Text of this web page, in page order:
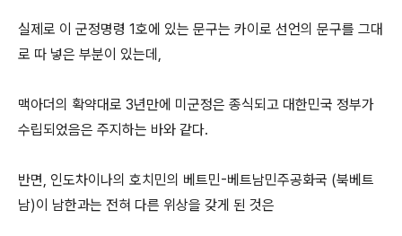
실제로 이 군정명령 1호에 있는 문구는 카이로 선언의 문구를 그대
로 따 넣은 부분이 있는데,
맥아더의 확약대로 3년만에 미군정은 종식되고 대한민국 정부가
수립되었음은 주지하는 바와 같다.
반면, 인도차이나의 호치민의 베트민-베트남민주공화국 (북베트
남)이 남한과는 전혀 다른 위상을 갖게 된 것은